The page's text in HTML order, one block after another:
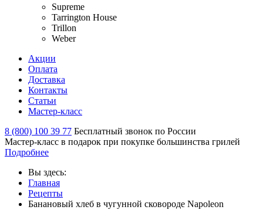
Supreme
Tarrington House
Trillon
Weber
Акции
Оплата
Доставка
Контакты
Статьи
Мастер-класс
8 (800) 100 39 77 Бесплатный звонок по России
Мастер-класс в подарок при покупке большинства грилей
Подробнее
Вы здесь:
Главная
Рецепты
Банановый хлеб в чугунной сковороде Napoleon